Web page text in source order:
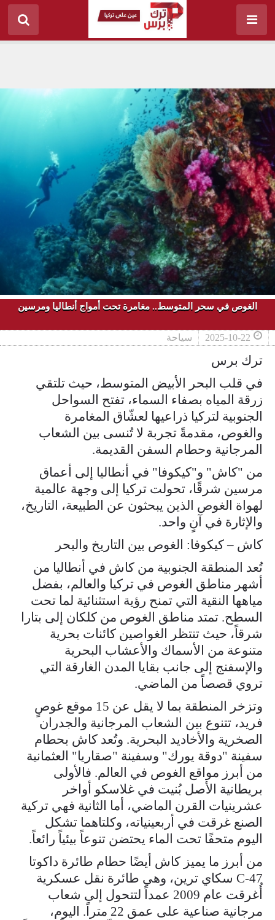
الغوص في سحر المتوسط.. مغامرة تحت أمواج أنطاليا ومرسين
2025-10-22 سياحة
ترك برس
في قلب البحر الأبيض المتوسط، حيث تلتقي
زرقة المياه بصفاء السماء، تفتح السواحل
الجنوبية لتركيا ذراعيها لعشّاق المغامرة
والغوص، مقدمةً تجربة لا تُنسى بين الشعاب
المرجانية وحطام السفن القديمة.
من "كاش" و"كيكوفا" في أنطاليا إلى أعماق
مرسين شرقًا، تحولت تركيا إلى وجهة عالمية
لهواة الغوص الذين يبحثون عن الطبيعة، التاريخ،
والإثارة في آنٍ واحد.
كاش – كيكوفا: الغوص بين التاريخ والبحر
تُعد المنطقة الجنوبية من كاش في أنطاليا من
أشهر مناطق الغوص في تركيا والعالم، بفضل
مياهها النقية التي تمنح رؤية استثنائية لما تحت
السطح. تمتد مناطق الغوص من كلكان إلى بتارا
شرقاً، حيث تنتظر الغواصين كائنات بحرية
متنوعة من الأسماك والأعشاب البحرية
والإسفنج إلى جانب بقايا المدن الغارقة التي
تروي قصصاً من الماضي.
وتزخر المنطقة بما لا يقل عن 15 موقع غوصٍ
فريد، تتنوع بين الشعاب المرجانية والجدران
الصخرية والأخاديد البحرية. وتُعد كاش بحطام
سفينة "دوقة يورك" وسفينة "صقاريا" العثمانية
من أبرز مواقع الغوص في العالم. فالأولى
بريطانية الأصل بُنيت في غلاسكو أواخر
عشرينيات القرن الماضي، أما الثانية فهي تركية
الصنع غرقت في أربعينياته، وكلتاهما تشكل
اليوم متحفًا تحت الماء يحتضن تنوعاً بيئياً رائعاً.
من أبرز ما يميز كاش أيضًا حطام طائرة داكوتا
C-47 سكاي ترين، وهي طائرة نقل عسكرية
أُغرقت عام 2009 عمداً لتتحول إلى شعاب
مرجانية صناعية على عمق 22 متراً. اليوم،